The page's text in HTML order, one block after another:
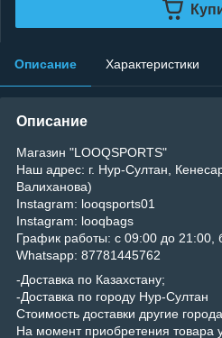
Описание Характеристики
Описание
Магазин "LOOQSPORTS"
Наш адрес: г. Нур-Султан,
Валиханова)
Instagram: looqsports01
Instagram: looqbags
График работы: с 09:00 до 21:00,
Whatsapp: 87781445762
-Доставка по Казахстану;
-Доставка по городу Нур-Султан
Стоимость доставки другие
На момент приобретения товара